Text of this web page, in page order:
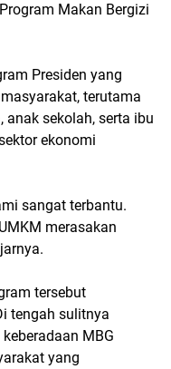
Makan Bergizi
Presiden yang
terutama
sekolah, serta ibu
ekonomi
sangat terbantu.
merasakan
tersebut
tengah sulitnya
MBG
yang